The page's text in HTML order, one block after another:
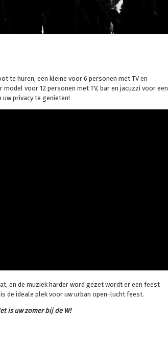
te huren, een kleine voor 6 personen met TV en
voor 12 personen met TV, bar en jacuzzi voor een
privacy te genieten!
en de muziek harder word gezet wordt er een feest
is de ideale plek voor uw urban open-lucht feest.
is uw zomer bij de W!